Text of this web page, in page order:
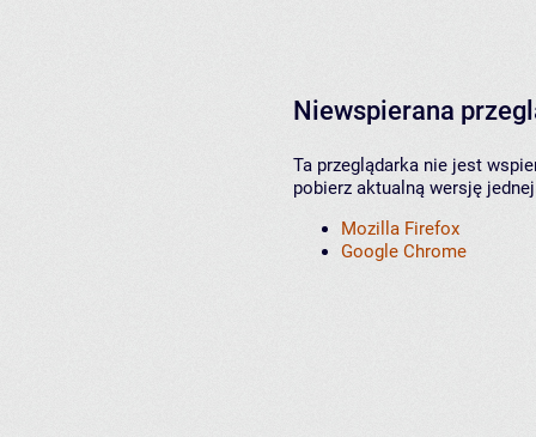
Niewspierana
Ta przeglądarka nie jest
pobierz aktualną wersję
Mozilla Firefox
Google Chrome